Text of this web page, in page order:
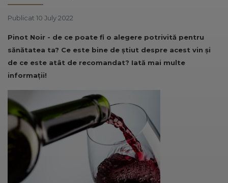
Publicat 10 July 2022
Pinot Noir - de ce poate fi o alegere potrivită pentru
sănătatea ta? Ce este bine de știut despre acest vin și
de ce este atât de recomandat? Iată mai multe
informații!